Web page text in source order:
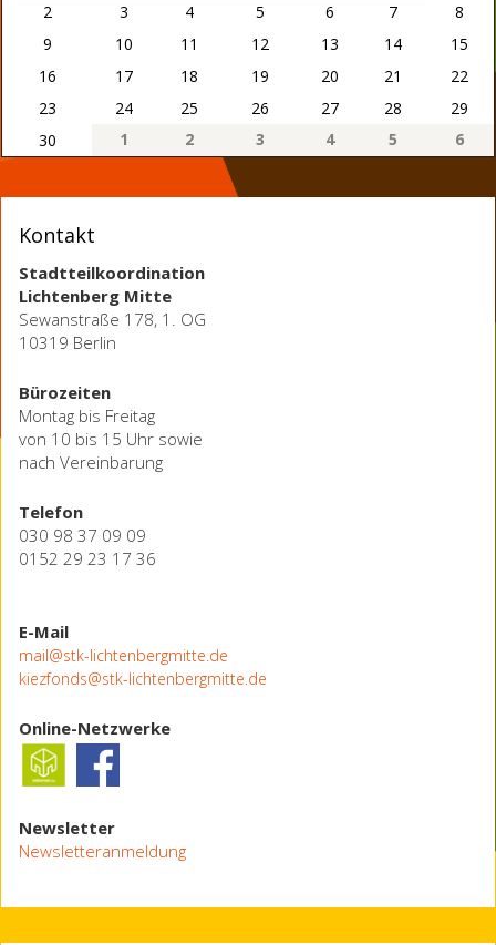
2
3 4 5 6 7
8
9
10 11 12 13 14
15
16
17 18 19 20 21
22
23
24 25 26 27 28
29
30
1 2 3 4 5 6
Kontakt
Stadtteilkoordination
Lichtenberg Mitte
Sewanstraße 178, 1. OG
10319 Berlin
Bürozeiten
Montag bis Freitag
von 10 bis 15 Uhr sowie
nach Vereinbarung
Telefon
030 98 37 09 09
0152 29 23 17 36
E-Mail
mail@stk-lichtenbergmitte.de
kiezfonds@stk-lichtenbergmitte.de
Online-Netzwerke
Newsletter
Newsletteranmeldung